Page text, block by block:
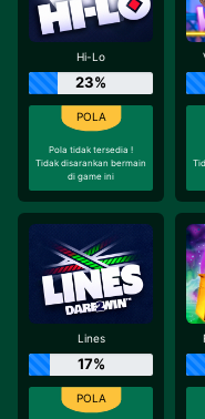
Hi-Lo
23%
Pola tidak tersedia !
Tidak disarankan bermain
di game ini
Lines
17%